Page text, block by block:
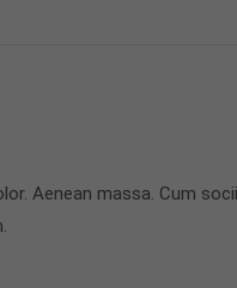
Aenean massa. Cum